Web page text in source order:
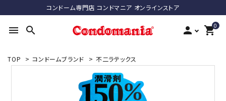
コンドーム専門店 コンドマニア オンラインストア
menu search person 0
shopping_cart
search
TOP > コンドームブランド > 不二ラテックス